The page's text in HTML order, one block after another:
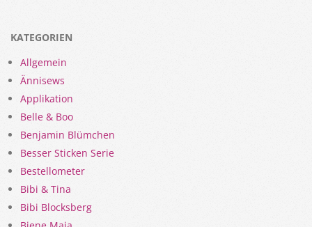
KATEGORIEN
Allgemein
Ännisews
Applikation
Belle & Boo
Benjamin Blümchen
Besser Sticken Serie
Bestellometer
Bibi & Tina
Bibi Blocksberg